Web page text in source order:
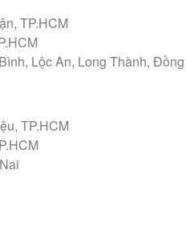
TP.HCM
Lộc An, Long Thành,
TP.HCM